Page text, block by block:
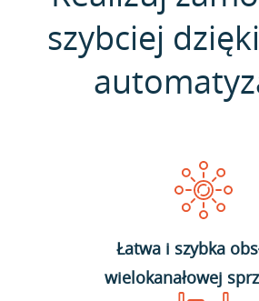
szybciej
Łatwa i szybka
wielokanałowej